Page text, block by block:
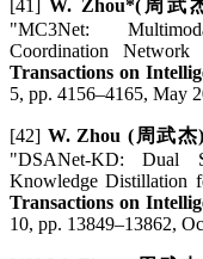
[41] W. Zhou*(周武
"MC3Net:
Coordination
Transactions on
5, pp. 4156–4165, May
[42] W. Zhou (周武杰)
"DSANet-KD: Dual
Knowledge Distillation
Transactions on
10, pp. 13849–13862,